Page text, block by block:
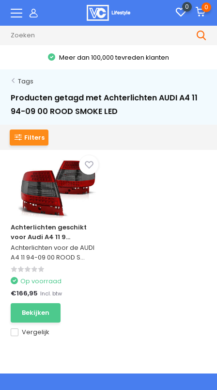
0 0
Meer dan 100,000 tevreden klanten
Tags
Producten getagd met Achterlichten AUDI A4 11
94-09 00 ROOD SMOKE LED
Filters
Achterlichten geschikt
voor Audi A4 11 9...
Achterlichten voor de AUDI
A4 11 94-09 00 ROOD S...
Vergelijk
Op voorraad
€166,95 Incl. btw
Bekijken